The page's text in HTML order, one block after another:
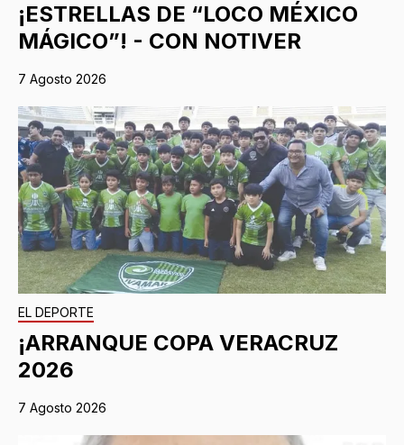
¡ESTRELLAS DE “LOCO MÉXICO
MÁGICO”! - CON NOTIVER
7 Agosto 2026
EL DEPORTE
¡ARRANQUE COPA VERACRUZ
2026
7 Agosto 2026